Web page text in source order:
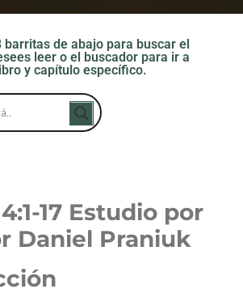
barritas de abajo para buscar el
leer o el buscador para ir a
y capítulo específico.
:1-17 Estudio por
Daniel Praniuk